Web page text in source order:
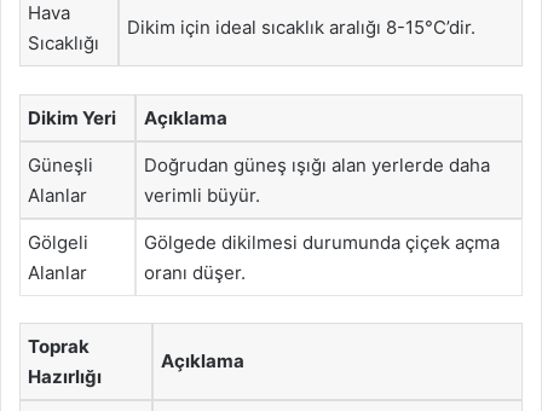
Hava
Sıcaklığı
Dikim için ideal sıcaklık aralığı 8-15°C’dir.
Dikim Yeri Açıklama
Güneşli
Alanlar
Doğrudan güneş ışığı alan yerlerde daha
verimli büyür.
Gölgeli
Alanlar
Gölgede dikilmesi durumunda çiçek açma
oranı düşer.
Toprak
Hazırlığı
Açıklama